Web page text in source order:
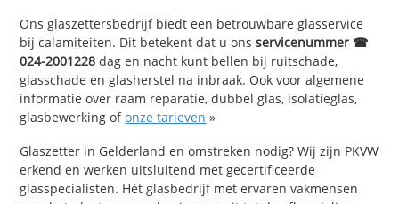
Ons glaszettersbedrijf biedt een betrouwbare glasservice
bij calamiteiten. Dit betekent dat u onsservicenummer ☎
024-2001228 dag en nacht kunt bellen bij ruitschade,
glasschade en glasherstel na inbraak. Ook voor algemene
informatie over raam reparatie, dubbel glas, isolatieglas,
glasbewerking ofonze tarieven »
Glaszetter in Gelderland en omstreken nodig? Wij zijn PKVW
erkend en werken uitsluitend met gecertificeerde
glasspecialisten. Hét glasbedrijf met ervaren vakmensen